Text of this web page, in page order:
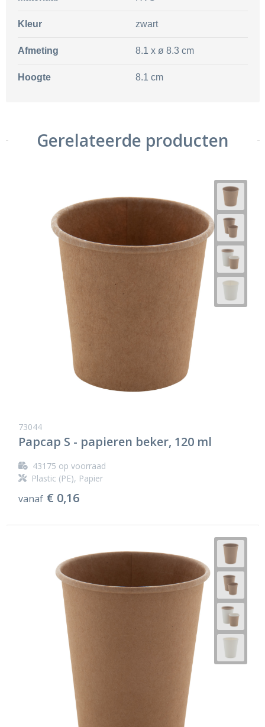
Kleur zwart
Afmeting 8.1 x ø 8.3 cm
Hoogte 8.1 cm
Gerelateerde producten
73044
Papcap S - papieren beker, 120 ml
43175 op voorraad
Plastic (PE), Papier
vanaf € 0,16